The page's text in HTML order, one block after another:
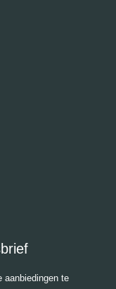
aanbiedingen te